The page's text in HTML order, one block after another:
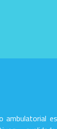
ambulatorial